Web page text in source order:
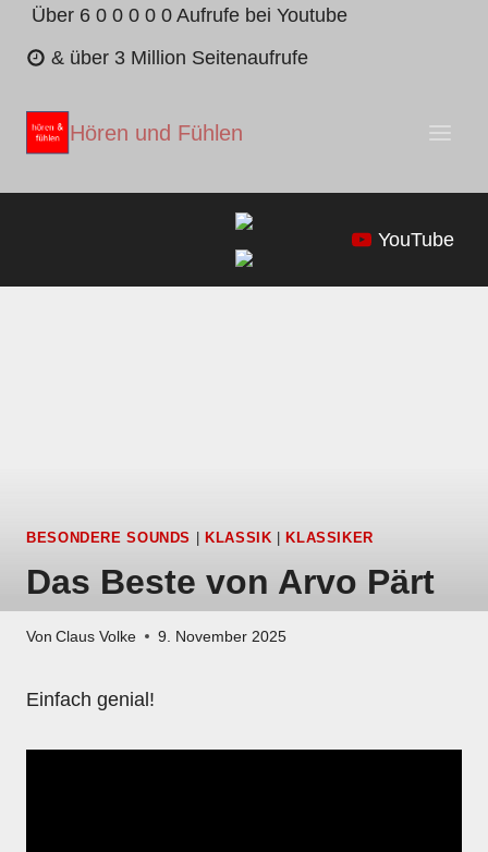
Zum
Inhalt
Über 6 0 0 0 0 0 Aufrufe bei Youtube
& über 3 Million Seitenaufrufe
Hören und Fühlen
YouTube
BESONDERE SOUNDS KLASSIK KLASSIKER
Das Beste von Arvo Pärt
Von Claus Volke 9. November 2025
Einfach genial!